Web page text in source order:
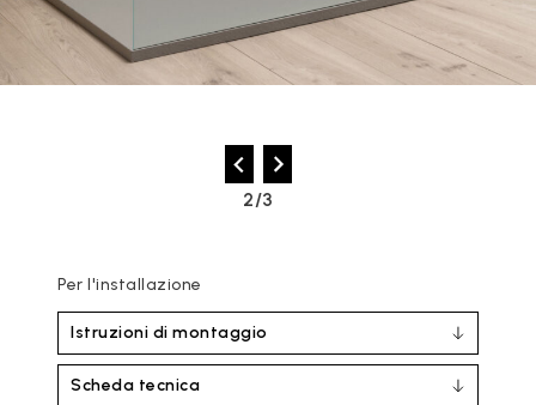
2/3
Per l'installazione
Istruzioni di montaggio
Scheda tecnica